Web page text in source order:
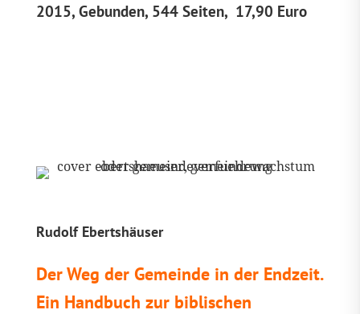
2015, Gebunden, 544 Seiten, 17,90 Euro
Rudolf Ebertshäuser
Der Weg der Gemeinde in der Endzeit.
Ein Handbuch zur biblischen